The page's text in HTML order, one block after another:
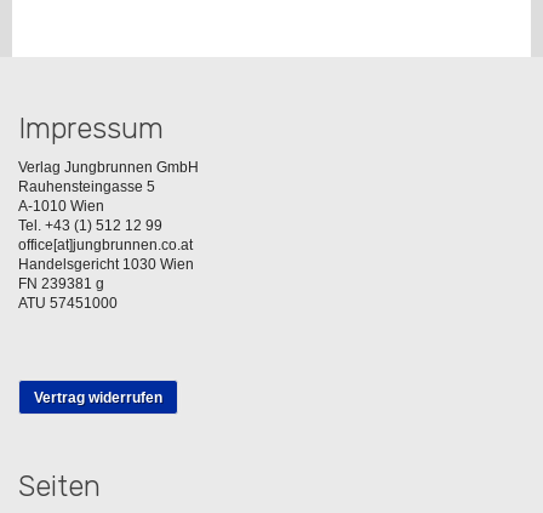
Impressum
Verlag Jungbrunnen GmbH
Rauhensteingasse 5
A-1010 Wien
Tel. +43 (1) 512 12 99
office[at]jungbrunnen.co.at
Handelsgericht 1030 Wien
FN 239381 g
ATU 57451000
Vertrag widerrufen
Seiten